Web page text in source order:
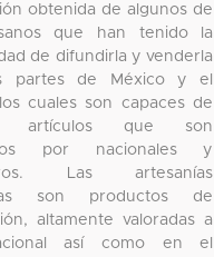
obtenida de algunos de
que han tenido la
de difundirla y venderla
partes de México y el
cuales son capaces de
artículos que son
por nacionales y
Las artesanías
son productos de
altamente valoradas a
así como en el